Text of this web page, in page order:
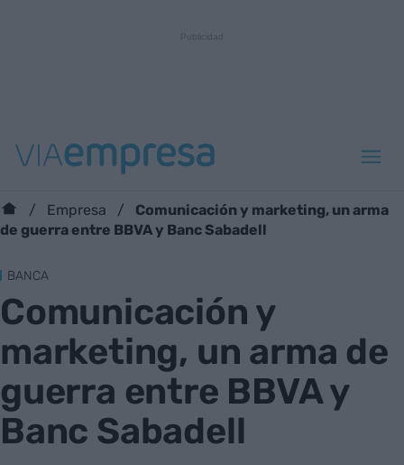
Empresa
Comunicación y marketing, un arma
de guerra entre BBVA y Banc Sabadell
BANCA
Comunicación y
marketing, un arma de
guerra entre BBVA y
Banc Sabadell